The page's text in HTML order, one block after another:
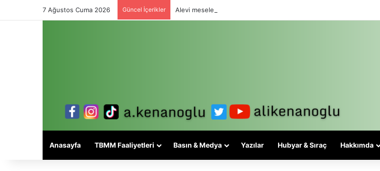
7 Ağustos Cuma 2026 Güncel İçerikler Alevi meselesi 3-5 valiyle çözülmez, bu bir eşit yurttaşlık sorunudur!
Anasayfa TBMM Faaliyetleri Basın & Medya Yazılar Hubyar & Sıraç Hakkımda